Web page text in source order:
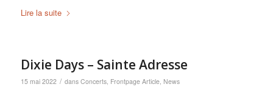
Lire la suite
Dixie Days – Sainte Adresse
15 mai 2022 / dans Concerts, Frontpage Article, News